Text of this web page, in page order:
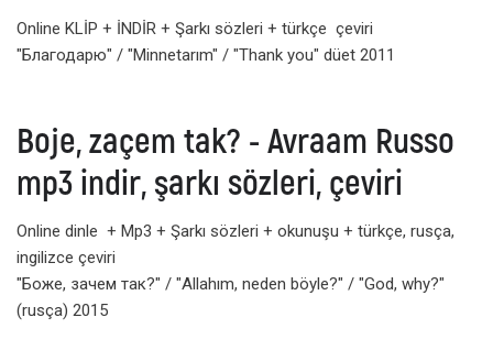
Online KLİP + İNDİR + Şarkı sözleri + türkçe çeviri
"Благодарю" / "Minnetarım" / "Thank you" düet 2011
Boje, zaçem tak? - Avraam Russo
mp3 indir, şarkı sözleri, çeviri
Online dinle + Mp3 + Şarkı sözleri + okunuşu + türkçe, rusça,
ingilizce çeviri
"Боже, зачем так?" / "Allahım, neden böyle?" / "God, why?"
(rusça) 2015